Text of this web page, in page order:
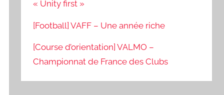
« Unity first »
[Football] VAFF – Une année riche
[Course d’orientation] VALMO –
Championnat de France des Clubs